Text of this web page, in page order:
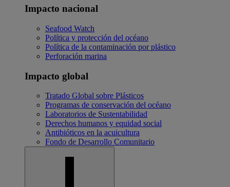
Impacto nacional
Seafood Watch
Política y protección del océano
Política de la contaminación por plástico
Perforación marina
Impacto global
Tratado Global sobre Plásticos
Programas de conservación del océano
Laboratorios de Sustentabilidad
Derechos humanos y equidad social
Antibióticos en la acuicultura
Fondo de Desarrollo Comunitario